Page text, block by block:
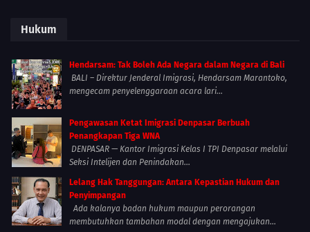
Hukum
Hendarsam: Tak Boleh Ada Negara dalam Negara di Bali
BALI – Direktur Jenderal Imigrasi, Hendarsam Marantoko,
mengecam penyelenggaraan acara lari...
Pengawasan Ketat Imigrasi Denpasar Berbuah
Penangkapan Tiga WNA
DENPASAR — Kantor Imigrasi Kelas I TPI Denpasar melalui
Seksi Intelijen dan Penindakan...
Lelang Hak Tanggungan: Antara Kepastian Hukum dan
Penyimpangan
Ada kalanya badan hukum maupun perorangan
membutuhkan tambahan modal dengan mengajukan...